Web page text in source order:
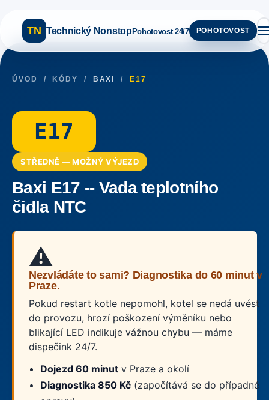
TN Technický NonstopPohotovost 24/7 POHOTOVOST
ÚVOD / KÓDY / BAXI / E17
E17
STŘEDNĚ — MOŽNÝ VÝJEZD
Baxi E17 -- Vada teplotního
čidla NTC
⚠️
Nezvládáte to sami? Diagnostika do 60 minut v
Praze.
Pokud restart kotle nepomohl, kotel se nedá uvést
do provozu, hrozí poškození výměníku nebo
blikající LED indikuje vážnou chybu — máme
dispečink 24/7.
Dojezd 60 minut v Praze a okolí
Diagnostika 850 Kč (započítává se do případné